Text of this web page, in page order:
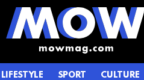
LIFESTYLE SPORT CULTURE